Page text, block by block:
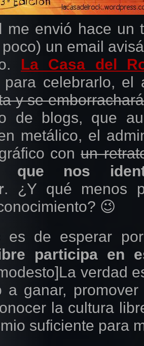
me envió hace un
un email
La Casa del
celebrarlo, el
y se emborrachará
de blogs, que
metálico, el
conun
que nos
. ¿Y qué menos
😉
es de esperar
participa en
verdad
a ganar,
la cultura
suficiente para